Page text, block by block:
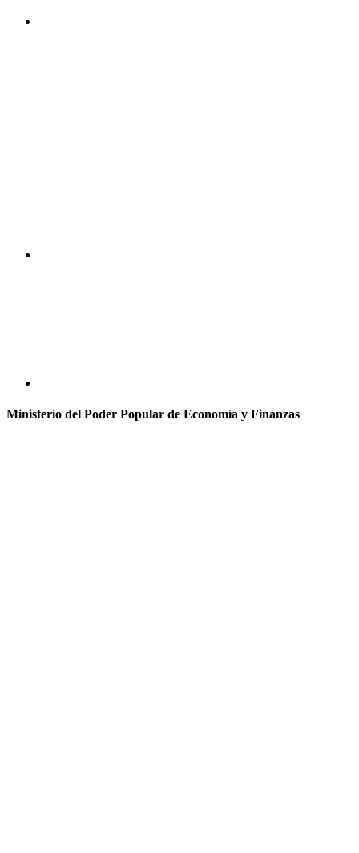
Ministerio del Poder Popular de Economía y Finanzas